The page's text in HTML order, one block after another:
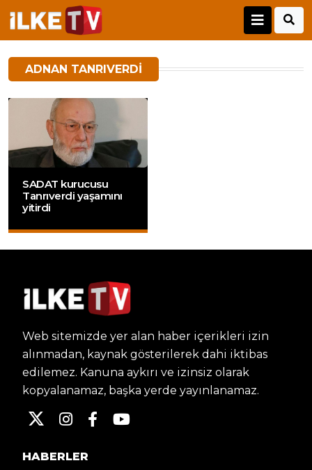
ADNAN TANRIVERDI
SADAT kurucusu
Tanrıverdi yaşamını
yitirdi
Web sitemizde yer alan haber içerikleri izin
alınmadan, kaynak gösterilerek dahi iktibas
edilemez. Kanuna aykırı ve izinsiz olarak
kopyalanamaz, başka yerde yayınlanamaz.
HABERLER